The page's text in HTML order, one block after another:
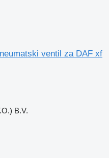
ventil za DAF xf
B.V.